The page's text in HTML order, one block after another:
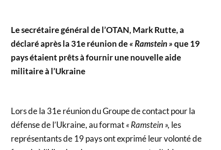
Le secrétaire général de l’OTAN, Mark Rutte, a
déclaré après la 31e réunion de« Ramstein »que 19
pays étaient prêts à fournir une nouvelle aide
militaire à l’Ukraine
Lors de la 31e réunion du Groupe de contact pour la
défense de l’Ukraine, au format« Ramstein », les
représentants de 19 pays ont exprimé leur volonté de